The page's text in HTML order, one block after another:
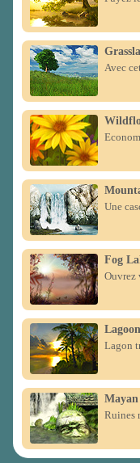
Avec
Une
Fog
Ouvrez
Lagoon
Lagon
Ruines